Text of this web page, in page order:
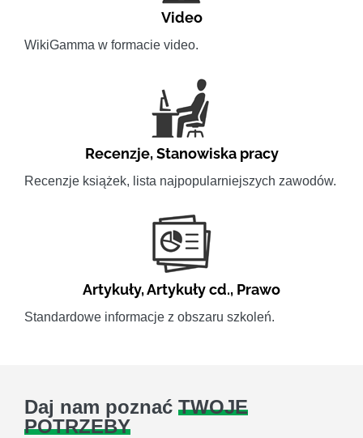
Video
WikiGamma w formacie video.
Recenzje,Stanowiska pracy
Recenzje książek, lista najpopularniejszych zawodów.
Artykuły,Artykuły cd., Prawo
Standardowe informacje z obszaru szkoleń.
Daj nam poznać TWOJE
POTRZEBY